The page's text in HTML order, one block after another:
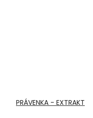
PRÁVENKA - EXTRAKT